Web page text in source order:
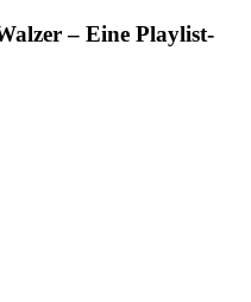
– Eine Playlist-